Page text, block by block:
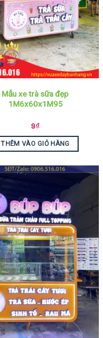
Mẫu xe trà sữa đẹp
1M6x60x1M95
9₫
THÊM VÀO GIỎ HÀNG